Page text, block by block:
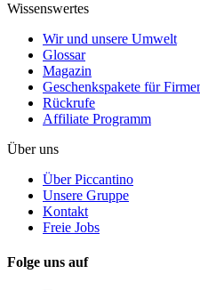
Wissenswertes
Wir und unsere Umwelt
Glossar
Magazin
Geschenkspakete für
Rückrufe
Affiliate Programm
Über uns
Über Piccantino
Unsere Gruppe
Kontakt
Freie Jobs
Folge uns auf